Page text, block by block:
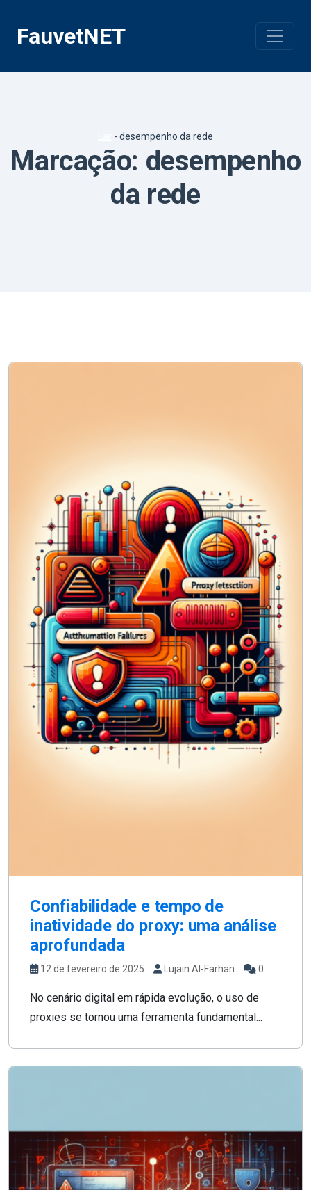
paraFauvetNET
- desempenho da rede
Marcação: desempenho
da rede
Confiabilidade e tempo de
inatividade do proxy: uma análise
aprofundada
12 de fevereiro de 2025 Lujain Al-Farhan 0
No cenário digital em rápida evolução, o uso de
proxies se tornou uma ferramenta fundamental...